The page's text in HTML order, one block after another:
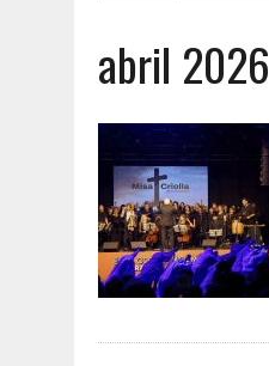
abril 2026